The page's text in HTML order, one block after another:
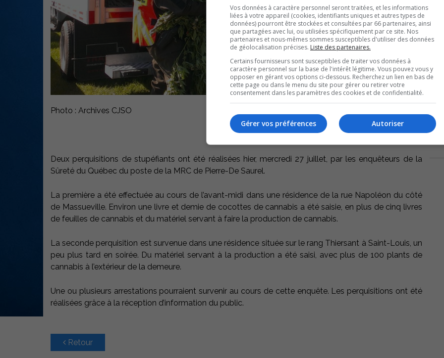
Photo : Archives CJSO
Deux perquisitions de stupéfiants ont été réalisées hier, mercredi 27 juillet, par les enquêteurs de la
Sûreté du Québec du poste de la MRC de Pierre-De Saurel.
La première a été effectuée au cours de l’avant-midi dans une résidence de la rue Napoléon du côté
de Massueville. Environ une livre et demie de cocottes de cannabis a été saisie, en plus de cinq livres
de feuilles de cannabis et du matériel servant à faire la production de cannabis.
La seconde perquisition est survenue dans une résidence située sur le rang Thiersant à Saint-Louis, un
peu plus tard en soirée. Du matériel servant à la production a été saisi, avec plus de 100 plants de
cannabis à l’extérieur de la demeure.
Une ou plusieurs arrestations pourraient survenir au cours de cette enquête. Les perquisitions ont été
réalisées grâce à la réception d’information du public.
Retour
Vos données à caractère personnel seront traitées, et les informations
liées à votre appareil (cookies, identifiants uniques et autres types de
données) pourront être stockées et consultées par 66 partenaires, ainsi
que partagées avec lui, ou utilisées spécifiquement par ce site. Nos
partenaires et nous-mêmes sommes susceptibles d'utiliser des données
de géolocalisation précises. Liste des partenaires.
Certains fournisseurs sont susceptibles de traiter vos données à
caractère personnel sur la base de l'intérêt légitime. Vous pouvez vous y
opposer en gérant vos options ci-dessous. Recherchez un lien en bas de
cette page ou dans le menu du site pour gérer ou retirer votre
consentement dans les paramètres des cookies et de confidentialité.
Autoriser
Gérer vos préférences